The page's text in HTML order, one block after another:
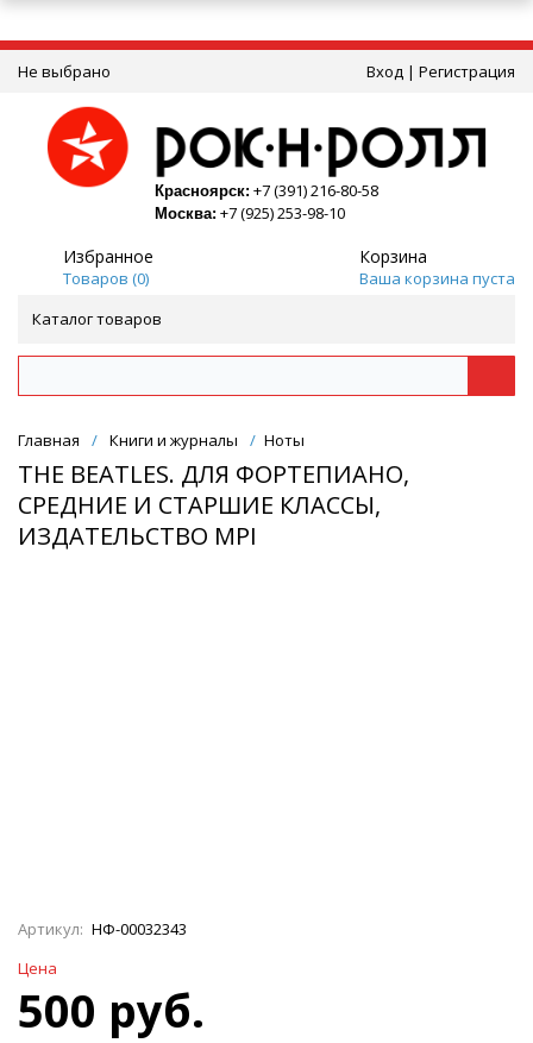
Не выбрано Вход | Регистрация
Красноярск: +7 (391) 216-80-58
Москва: +7 (925) 253-98-10
Избранное
Товаров (0)
Корзина
Ваша корзина пуста
Каталог товаров
Главная / Книги и журналы / Ноты
THE BEATLES. ДЛЯ ФОРТЕПИАНО,
СРЕДНИЕ И СТАРШИЕ КЛАССЫ,
ИЗДАТЕЛЬСТВО MPI
Артикул: НФ-00032343
Цена
500 руб.